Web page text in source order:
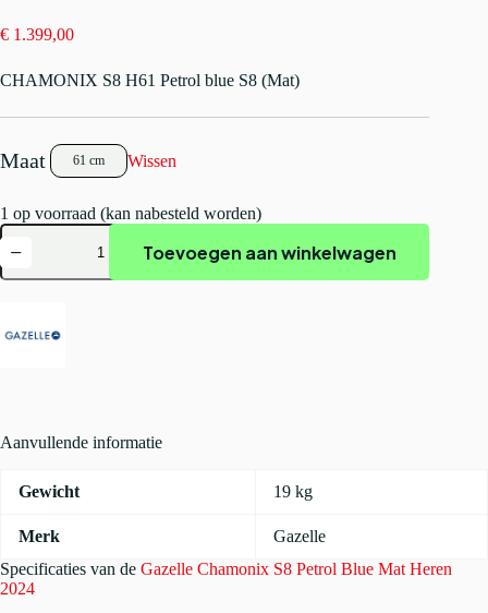
€ 1.399,00
CHAMONIX S8 H61 Petrol blue S8 (Mat)
61 cm Wissen
1 op voorraad (kan nabesteld worden)
Gazelle
Chamonix
S8
Heren
Toevoegen aan winkelwagen
Specificaties van de Gazelle Chamonix S8 Petrol Blue Mat Heren
2024
Aanvullende informatie
Gewicht 19 kg
Merk Gazelle